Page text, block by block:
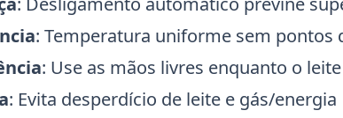
: Temperatura uniforme sem pontos
: Use as mãos livres enquanto o
: Evita desperdício de leite e gás/energia